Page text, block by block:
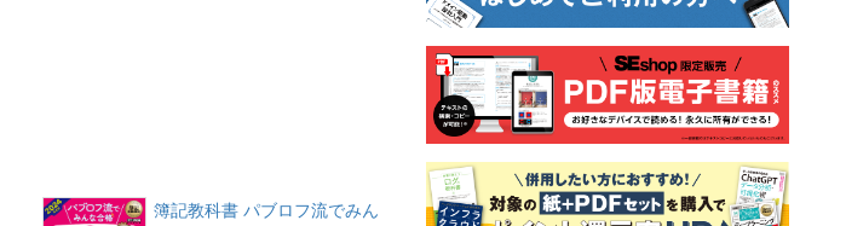
簿記教科書 パブロフ流でみん